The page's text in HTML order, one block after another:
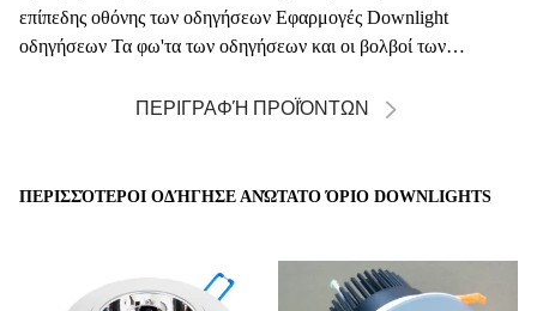
επίπεδης οθόνης των οδηγήσεων Εφαρμογές Downlight
οδηγήσεων Τα φω'τα των οδηγήσεων και οι βολβοί των
ΠΕΡΙΓΡΑΦΉ ΠΡΟΪΌΝΤΩΝ
ΠΕΡΙΣΣΌΤΕΡΟΙ ΟΔΉΓΗΣΕ ΑΝΏΤΑΤΟ ΌΡΙΟ DOWNLIGHTS